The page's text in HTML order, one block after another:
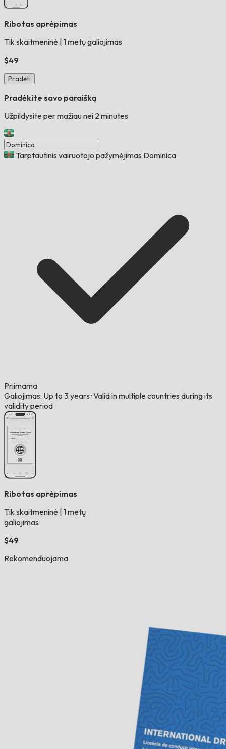
Ribotas aprėpimas
Tik skaitmeninė 1 metų galiojimas
$49
Pradėti
Pradėkite savo paraišką
Užpildysite per mažiau nei 2 minutes
Tarptautinis vairuotojo pažymėjimas Dominica
Priimama
Galiojimas: Up to 3 years ·Valid in multiple countries during its
validity period
Ribotas aprėpimas
Tik skaitmeninė 1 metų
galiojimas
$49
Rekomenduojama